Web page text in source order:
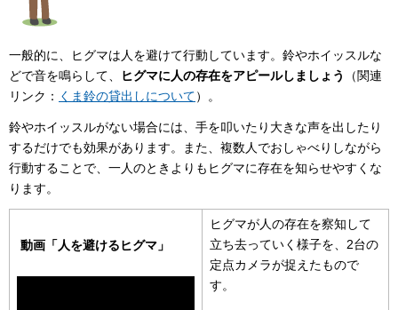
一般的に、ヒグマは人を避けて行動しています。鈴やホイッスルな
どで音を鳴らして、
ヒグマに人の存在をアピールしましょう
（関連
リンク： くま鈴の貸出しについて）。
鈴やホイッスルがない場合には、手を叩いたり大きな声を出したり
するだけでも効果があります。また、複数人でおしゃべりしながら
行動することで、一人のときよりもヒグマに存在を知らせやすくな
ります。
動画「人を避けるヒグマ」
ヒグマが人の存在を察知して
立ち去っていく様子を、2台の
定点カメラが捉えたもので
す。